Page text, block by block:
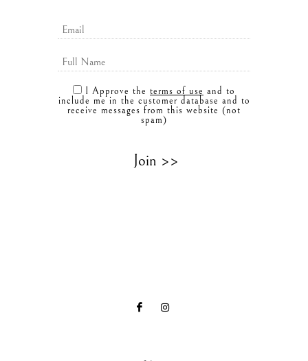
I Approve the terms of use and to
include me in the customer database and to
receive messages from this website (not
spam)